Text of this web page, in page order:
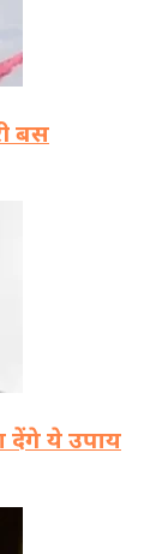
बस
देंगे ये उपाय